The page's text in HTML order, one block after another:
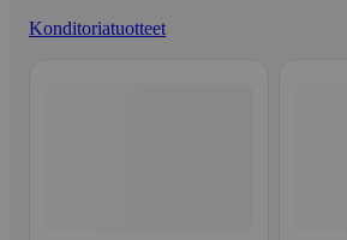
Konditoriatuotteet